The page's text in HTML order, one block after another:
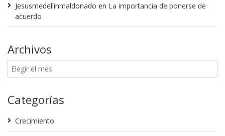
Jesusmedellinmaldonado en La importancia de ponerse de
acuerdo
Archivos
Categorías
Crecimiento